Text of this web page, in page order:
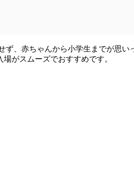
、赤ちゃんから小学生までが思い
がスムーズでおすすめです。